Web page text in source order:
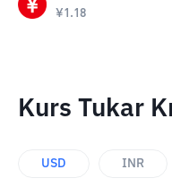
¥1.18
Kurs Tukar
USD INR